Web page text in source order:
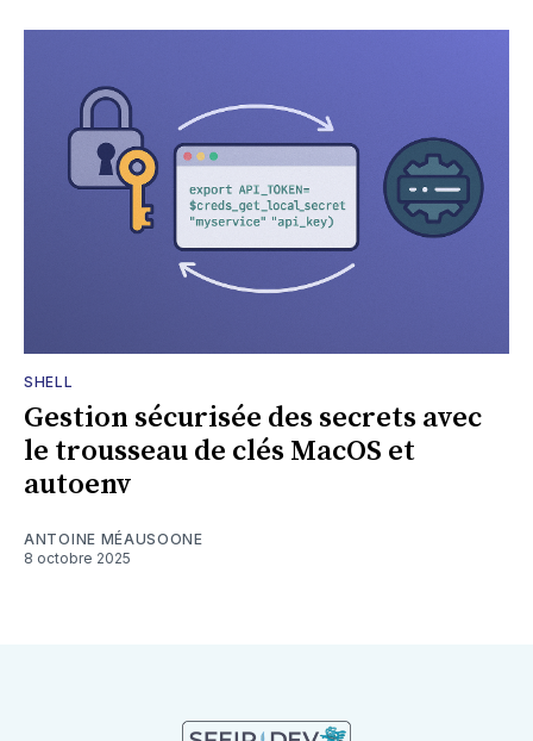
SHELL
Gestion sécurisée des secrets avec
le trousseau de clés MacOS et
autoenv
ANTOINE MÉAUSOONE
8 octobre 2025